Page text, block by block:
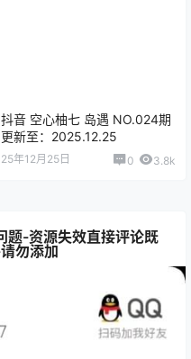
抖音 空心柚七 岛遇 NO.024期
更新至：2025.12.25
25年12月25日 0 3.8k
题-资源失效直接评论既
勿添加